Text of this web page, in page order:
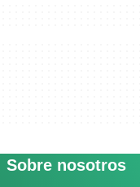
Sobre nosotros